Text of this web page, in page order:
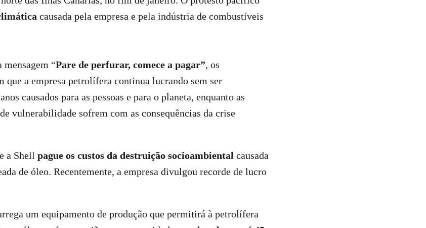
causada pela empresa e pela indústria de combustíveis
mensagem “Pare de perfurar, comece a pagar”, os
que a empresa petrolífera continua lucrando sem ser
causados para as pessoas e para o planeta, enquanto as
vulnerabilidade sofrem com as consequências da crise
a Shell pague os custos da destruição socioambiental causada
de óleo. Recentemente, a empresa divulgou recorde de lucro
um equipamento de produção que permitirá à petrolífera